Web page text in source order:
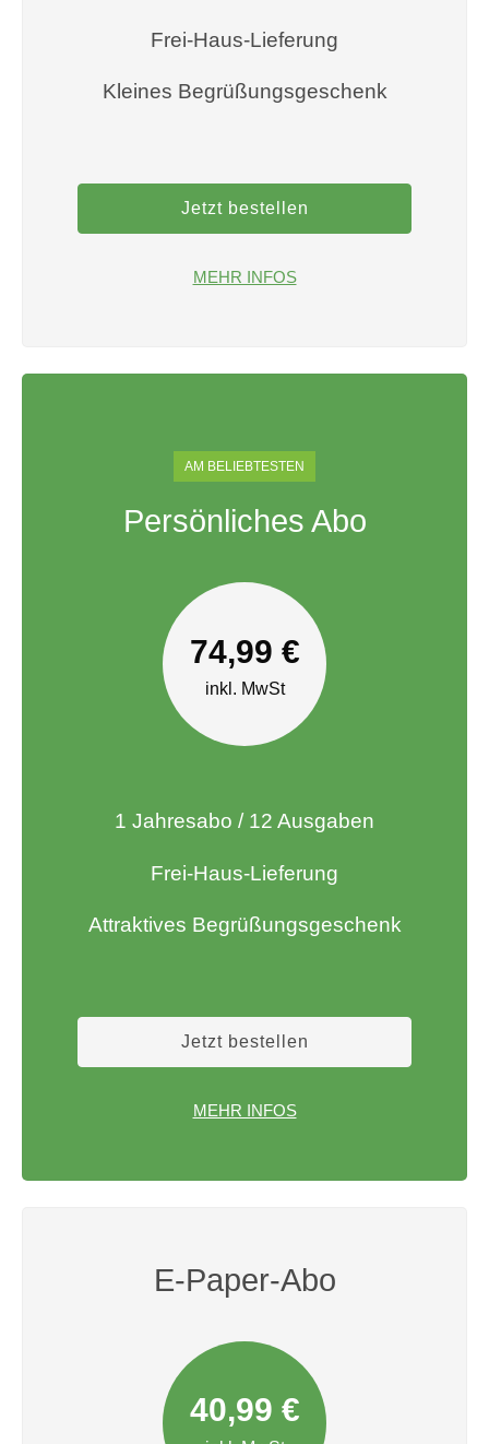
Frei-Haus-Lieferung
Kleines Begrüßungsgeschenk
Jetzt bestellen
MEHR INFOS
AM BELIEBTESTEN
Persönliches Abo
74,99 €
inkl. MwSt
1 Jahresabo / 12 Ausgaben
Frei-Haus-Lieferung
Attraktives Begrüßungsgeschenk
Jetzt bestellen
MEHR INFOS
E-Paper-Abo
40,99 €